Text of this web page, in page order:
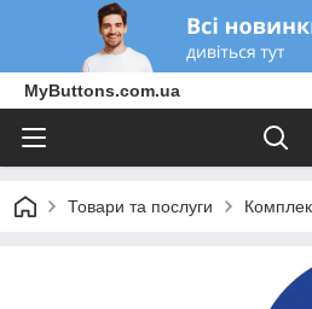
MyButtons.com.ua
Товари та послуги